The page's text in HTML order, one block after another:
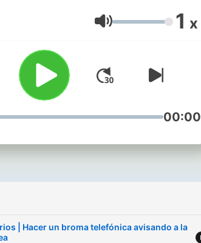
Today, Sheila Blanco, Javier
Coronas, Juanma López
Pérez o Lucía Taboada.?Un
repaso nada convencional a
los sonidos del día. En directo
en La Ventana de lunes a
hora si te suscribes.
Volumen 1 x
00:00
| Hacer un broma telefónica avisando a la